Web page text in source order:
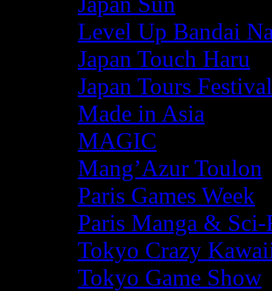
Level Up Bandai
Japan Touch Haru
Japan Tours Festival
Made in Asia
MAGIC
Mang’Azur Toulon
Paris Games Week
Paris Manga &
Tokyo Crazy
Tokyo Game Show